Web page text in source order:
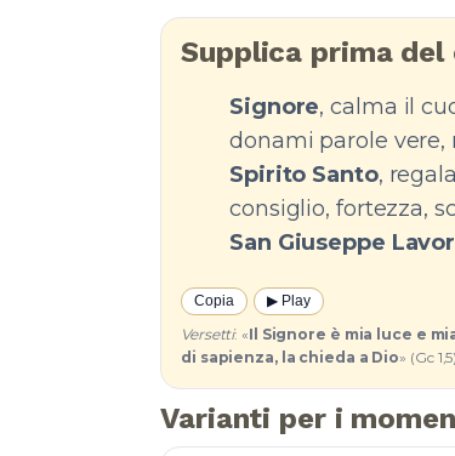
Supplica prima
Signore, calma il
donami parole vere,
Spirito Santo,
consiglio, fortezza,
San Giuseppe
Copia ▶︎ Play
Versetti: «Il Signore è mia luce e
di sapienza, la chieda a Dio» (Gc
Varianti per i